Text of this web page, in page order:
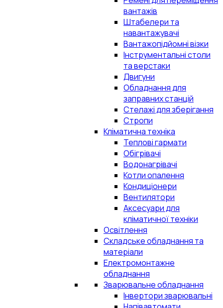
вантажів
Штабелери та
навантажувачі
Вантажопідйомні візки
Інструментальні столи
та верстаки
Двигуни
Обладнання для
заправних станцій
Стелажі для зберігання
Стропи
Кліматична техніка
Теплові гармати
Обігрівачі
Водонагрівачі
Котли опалення
Кондиціонери
Вентилятори
Аксесуари для
кліматичної техніки
Освітлення
Складське обладнання та
матеріали
Електромонтажне
обладнання
Зварювальне обладнання
Інвертори зварювальні